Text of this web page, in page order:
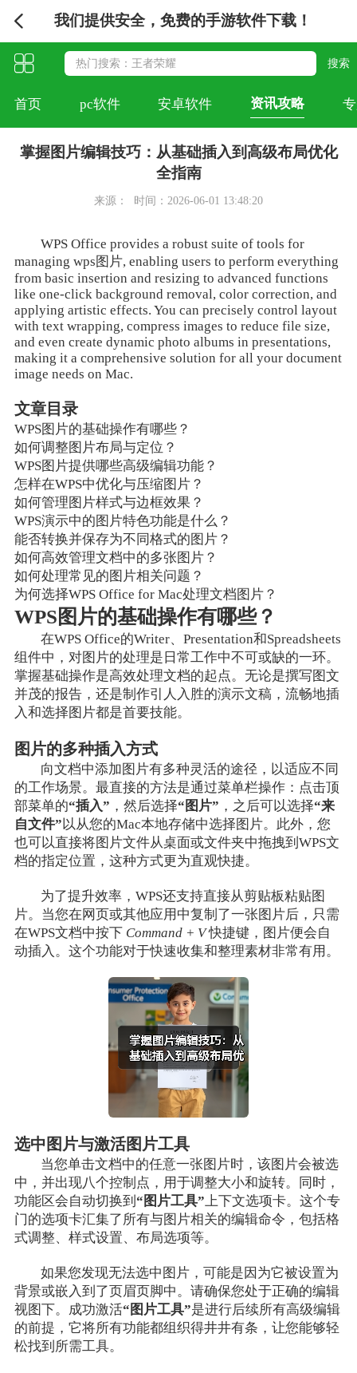
我们提供安全，免费的手游软件下载！
首页 pc软件 安卓软件 资讯攻略
掌握图片编辑技巧：从基础插入到高级布局优化
全指南
来源： 时间：2026-06-01 13:48:20
WPS Office provides a robust suite of tools for
managing wps图片, enabling users to perform everything
from basic insertion and resizing to advanced functions
like one-click background removal, color correction, and
applying artistic effects. You can precisely control layout
with text wrapping, compress images to reduce file size,
and even create dynamic photo albums in presentations,
making it a comprehensive solution for all your document
image needs on Mac.
文章目录
WPS图片的基础操作有哪些？
如何调整图片布局与定位？
WPS图片提供哪些高级编辑功能？
怎样在WPS中优化与压缩图片？
如何管理图片样式与边框效果？
WPS演示中的图片特色功能是什么？
能否转换并保存为不同格式的图片？
如何高效管理文档中的多张图片？
如何处理常见的图片相关问题？
为何选择WPS Office for Mac处理文档图片？
WPS图片的基础操作有哪些？
在WPS Office的Writer、Presentation和Spreadsheets
组件中，对图片的处理是日常工作中不可或缺的一环。
掌握基础操作是高效处理文档的起点。无论是撰写图文
并茂的报告，还是制作引人入胜的演示文稿，流畅地插
入和选择图片都是首要技能。
图片的多种插入方式
向文档中添加图片有多种灵活的途径，以适应不同
的工作场景。最直接的方法是通过菜单栏操作：点击顶
部菜单的“插入” ，然后选择“图片” ，之后可以选择“来
自文件”以从您的Mac本地存储中选择图片。此外，您
也可以直接将图片文件从桌面或文件夹中拖拽到WPS文
档的指定位置，这种方式更为直观快捷。
为了提升效率，WPS还支持直接从剪贴板粘贴图
片。当您在网页或其他应用中复制了一张图片后，只需
在WPS文档中按下 Command + V快捷键，图片便会自
动插入。这个功能对于快速收集和整理素材非常有用。
选中图片与激活图片工具
当您单击文档中的任意一张图片时，该图片会被选
中，并出现八个控制点，用于调整大小和旋转。同时，
功能区会自动切换到 “图片工具”上下文选项卡。这个专
门的选项卡汇集了所有与图片相关的编辑命令，包括格
式调整、样式设置、布局选项等。
如果您发现无法选中图片，可能是因为它被设置为
背景或嵌入到了页眉页脚中。请确保您处于正确的编辑
视图下。成功激活“图片工具”是进行后续所有高级编辑
的前提，它将所有功能都组织得井井有条，让您能够轻
松找到所需工具。